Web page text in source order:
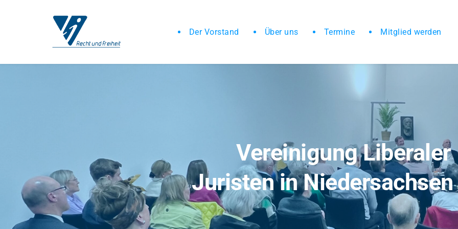
Der Vorstand Über uns Termine Mitglied werden
Vereinigung Liberaler
Juristen in Niedersachsen